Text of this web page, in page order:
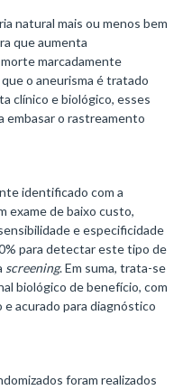
natural mais ou menos bem
que aumenta
marcadamente
o aneurisma é tratado
clínico e biológico, esses
embasar o rastreamento
identificado com a
exame de baixo custo,
e especificidade
para detectar este tipo de
screening. Em suma, trata-se
biológico de benefício, com
acurado para diagnóstico
foram realizados